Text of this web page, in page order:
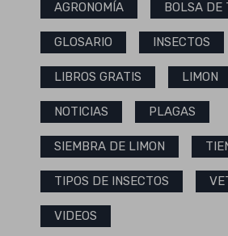
AGRONOMÍA BOLSA DE
GLOSARIO INSECTOS
LIBROS GRATIS LIMON
NOTICIAS PLAGAS
SIEMBRA DE LIMON
TIPOS DE INSECTOS
VIDEOS